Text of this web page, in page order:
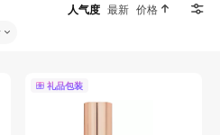
人气度 最新 价格
礼品包装